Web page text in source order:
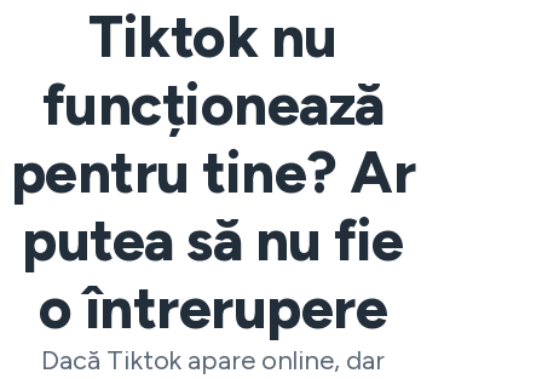
Tiktok nu
funcționează
pentru tine? Ar
putea să nu fie
o întrerupere
Dacă Tiktok apare online, dar